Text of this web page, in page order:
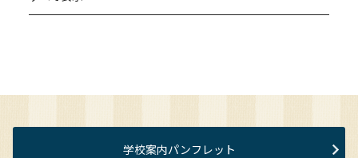
学校案内パンフレット